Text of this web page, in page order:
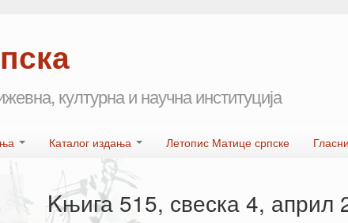
културна и научна институција
Каталог издања Летопис Матице српске
Kњига 515, свеска 4, април